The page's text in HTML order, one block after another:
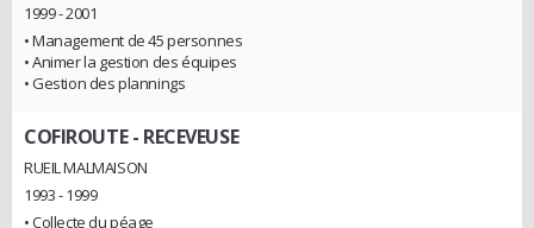
1999 - 2001
• Management de 45 personnes
• Animer la gestion des équipes
• Gestion des plannings
COFIROUTE- RECEVEUSE
RUEIL MALMAISON
1993 - 1999
• Collecte du péage